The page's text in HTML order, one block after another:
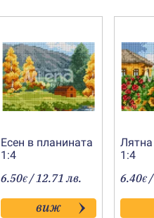
Есен в планината
1:4
6.50€ / 12.71 лв.
виж
1:4
6.40€/